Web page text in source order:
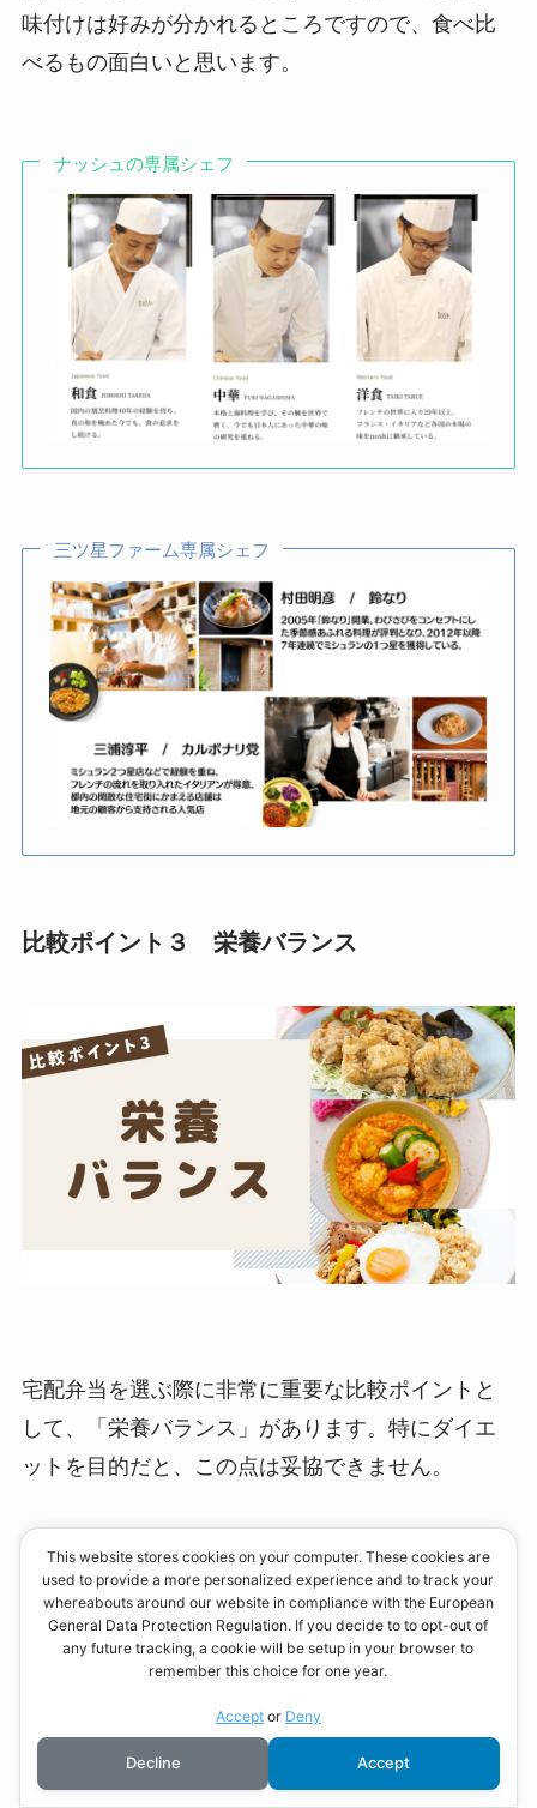
味付けは好みが分かれるところですので、食べ比
べるもの面白いと思います。
ナッシュの専属シェフ
三ツ星ファーム専属シェフ
比較ポイント３ 栄養バランス
宅配弁当を選ぶ際に非常に重要な比較ポイントと
して、「栄養バランス」があります。特にダイエ
ットを目的だと、この点は妥協できません。
栄養バランスとは、ワンプレートあたりのカロリ
ー、糖質、タンパク質の量が適切であること、そ
してそのメニューがダイエットに適しているかど
うかです。
例えば、低カロリー、低糖質なメニューは、糖質
を抑えたダイエットに向いています。また、高タ
This website stores cookies on your computer. These cookies are
used to provide a more personalized experience and to track your
whereabouts around our website in compliance with the European
General Data Protection Regulation. If you decide to to opt-out of
any future tracking, a cookie will be setup in your browser to
remember this choice for one year.
Acceptor Deny
Decline Accept